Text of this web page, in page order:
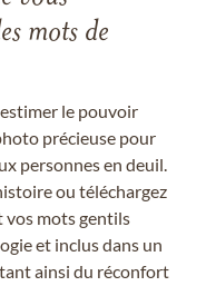
mots de
le pouvoir
précieuse pour
personnes en deuil.
ou téléchargez
vos mots gentils
et inclus dans un
ainsi du réconfort